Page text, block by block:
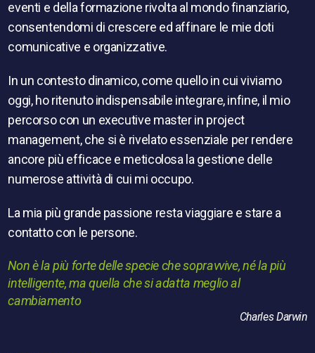
eventi e della formazione rivolta al mondo finanziario,
consentendomi di crescere ed affinare le mie doti
comunicative e organizzative.
In un contesto dinamico, come quello in cui viviamo
oggi, ho ritenuto indispensabile integrare, infine, il mio
percorso con un executive master in project
management, che si è rivelato essenziale per rendere
ancore più efficace e meticolosa la gestione delle
numerose attività di cui mi occupo.
La mia più grande passione resta viaggiare e stare a
contatto con le persone.
Non è la più forte delle specie che sopravvive, né la più
intelligente, ma quella che si adatta meglio al
cambiamento
Charles Darwin